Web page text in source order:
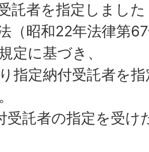
託者を指定しました
（昭和22年法律第
定に基づき、
指定納付受託者を
受託者の指定を受け